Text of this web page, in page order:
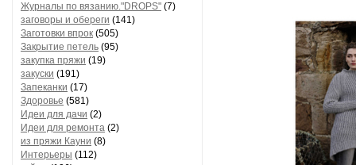
Журналы по вязанию."DROPS" (7)
заговоры и обереги (141)
Заготовки впрок (505)
Закрытие петель (95)
закупка пряжи (19)
закуски (191)
Запеканки (17)
Здоровье (581)
Идеи для дачи (2)
Идеи для ремонта (2)
из пряжи Кауни (8)
Интерьеры (112)